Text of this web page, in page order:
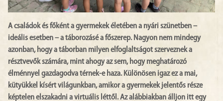
A családok és főként a gyermekek életében a nyári szünetben –
ideális esetben – a táborozásé a főszerep. Nagyon nem mindegy
azonban, hogy a táborban milyen elfoglaltságot szerveznek a
résztvevők számára, mint ahogy az sem, hogy meghatározó
élménnyel gazdagodva térnek-e haza. Különösen igaz ez a mai,
kütyükkel kísért világunkban, amikor a gyermekek jelentős része
képtelen elszakadni a virtuális léttől. Az alábbiakban álljon itt egy